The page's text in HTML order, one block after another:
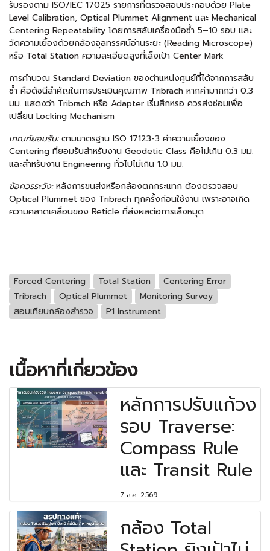
รับรองตาม ISO/IEC 17025 รายการที่ตรวจสอบประกอบด้วย Plate
Level Calibration, Optical Plummet Alignment และ Mechanical
Centering Repeatability โดยการสลับเครื่องมือซ้ำ 5–10 รอบ และ
วัดความเยื้องด้วยกล้องจุลทรรศน์อ่านระยะ (Reading Microscope)
หรือ Total Station ความละเอียดสูงที่เล็งเป้า Center Mark
การคำนวณ Standard Deviation ของตำแหน่งศูนย์ที่ได้จากการสลับ
ซ้ำ คือดัชนีสำคัญในการประเมินคุณภาพ Tribrach หากค่ามากกว่า 0.3
มม. แสดงว่า Tribrach หรือ Adapter เริ่มสึกหรอ ควรส่งซ่อมเพื่อ
เปลี่ยน Locking Mechanism
เกณฑ์ยอมรับ:ตามมาตรฐาน ISO 17123-3 ค่าความเยื้องของ
Centering ที่ยอมรับสำหรับงาน Geodetic Class คือไม่เกิน 0.3 มม.
และสำหรับงาน Engineering ทั่วไปไม่เกิน 1.0 มม.
ข้อควรระวัง:หลังการขนส่งหรือกล้องตกกระแทก ต้องตรวจสอบ
Optical Plummet ของ Tribrach ทุกครั้งก่อนใช้งาน เพราะอาจเกิด
ความคลาดเคลื่อนของ Reticle ที่ส่งผลต่อการเล็งหมุด
Forced Centering Total Station
Centering Error
Tribrach
Optical Plummet
Monitoring Survey
สอบเทียบกล้องสำรวจ
P1 Instrument
เนื้อหาที่เกี่ยวข้อง
หลักการปรับแก้วง
รอบ Traverse:
Compass Rule
และ Transit Rule
7 ส.ค. 2569
กล้อง Total